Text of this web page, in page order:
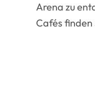
Arena zu
Cafés